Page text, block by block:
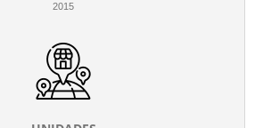
2015